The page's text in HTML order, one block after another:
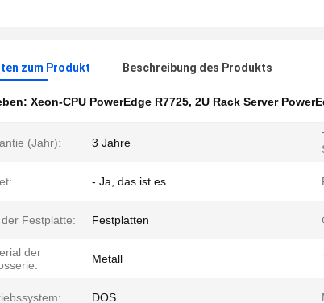
zum Produkt Beschreibung des Produkts
Xeon-CPU PowerEdge R7725, 2U Rack Server
(Jahr): 3 Jahre
- Ja, das ist es.
Festplatte: Festplatten
der
Metall
DOS